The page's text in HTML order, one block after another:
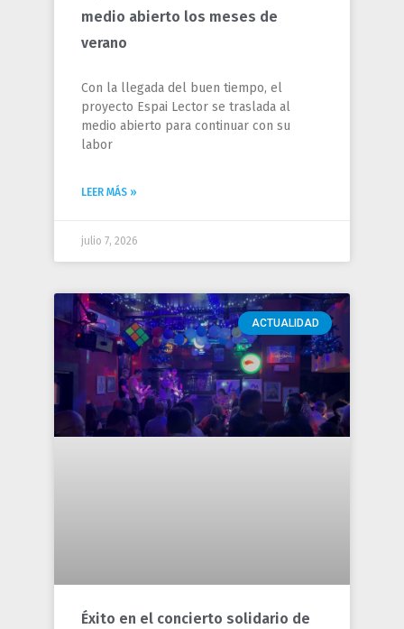
medio abierto los meses de
verano
Con la llegada del buen tiempo, el
proyecto Espai Lector se traslada al
medio abierto para continuar con su
labor
LEER MÁS »
julio 7, 2026
ACTUALIDAD
Éxito en el concierto solidario de